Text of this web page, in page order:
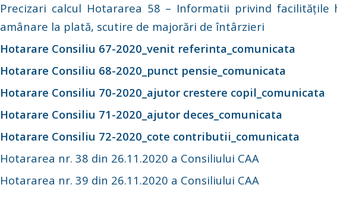
Precizari calcul Hotararea 58 – Informatii privind facilitățile
amânare la plată, scutire de majorări de întârzieri
Hotarare Consiliu 67-2020_venit referinta_comunicata
Hotarare Consiliu 68-2020_punct pensie_comunicata
Hotarare Consiliu 70-2020_ajutor crestere copil_comunicata
Hotarare Consiliu 71-2020_ajutor deces_comunicata
Hotarare Consiliu 72-2020_cote contributii_comunicata
Hotararea nr. 38 din 26.11.2020 a Consiliului CAA
Hotararea nr. 39 din 26.11.2020 a Consiliului CAA